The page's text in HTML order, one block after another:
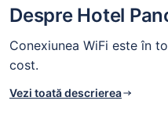
Despre Hotel
Conexiunea WiFi este în
cost.
Vezi toată descrierea